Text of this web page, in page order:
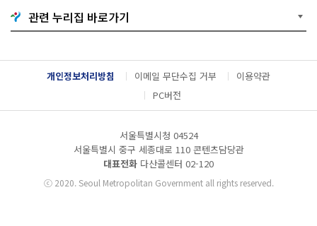
기
G
o
g
l
e
e
서
다
운
관련 누리집 바로가기
개인정보처리방침 이메일 무단수집 거부
이용약관
PC버전
서울특별시청 04524
서울특별시 중구 세종대로 110 콘텐츠담당관
대표전화 다산콜센터 02-120
ⓒ2020. Seoul Metropolitan Government all rights reserved.